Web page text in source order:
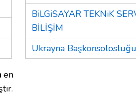
en
BiLGiSAYAR TEKNiK
BİLİŞİM
Ukrayna Başkonsolosluğu